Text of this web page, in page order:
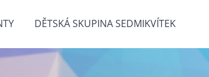
DĚTSKÁ SKUPINA SEDMIKVÍTEK